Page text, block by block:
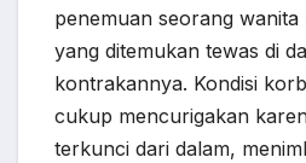
penemuan seorang wanita
yang ditemukan tewas di
kontrakannya. Kondisi
cukup mencurigakan
terkunci dari dalam,